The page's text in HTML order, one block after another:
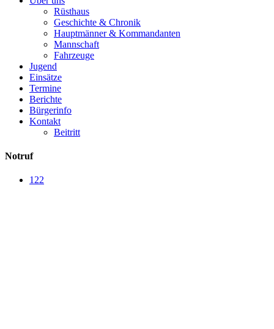
Rüsthaus
Geschichte & Chronik
Hauptmänner & Kommandanten
Mannschaft
Fahrzeuge
Jugend
Einsätze
Termine
Berichte
Bürgerinfo
Kontakt
Beitritt
Notruf
122